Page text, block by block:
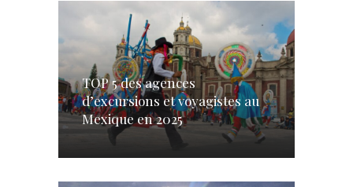
TOP 5 des agences
d’excursions et voyagistes au
Mexique en 2025